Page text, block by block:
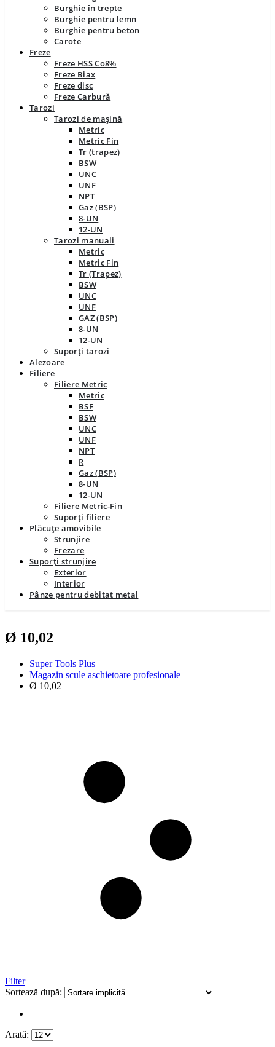
Burghie în trepte
Burghie pentru lemn
Burghie pentru beton
Carote
Freze
Freze HSS Co8%
Freze Biax
Freze disc
Freze Carbură
Tarozi
Tarozi de mașină
Metric
Metric Fin
Tr (trapez)
BSW
UNC
UNF
NPT
Gaz (BSP)
8-UN
12-UN
Tarozi manuali
Metric
Metric Fin
Tr (Trapez)
BSW
UNC
UNF
GAZ (BSP)
8-UN
12-UN
Suporți tarozi
Alezoare
Filiere
Filiere Metric
Metric
BSF
BSW
UNC
UNF
NPT
R
Gaz (BSP)
8-UN
12-UN
Filiere Metric-Fin
Suporți filiere
Plăcuțe amovibile
Strunjire
Frezare
Suporți strunjire
Exterior
Interior
Pânze pentru debitat metal
Ø 10,02
Super Tools Plus
Magazin scule aschietoare profesionale
Ø 10,02
Filter
Sortează după:
Arată: